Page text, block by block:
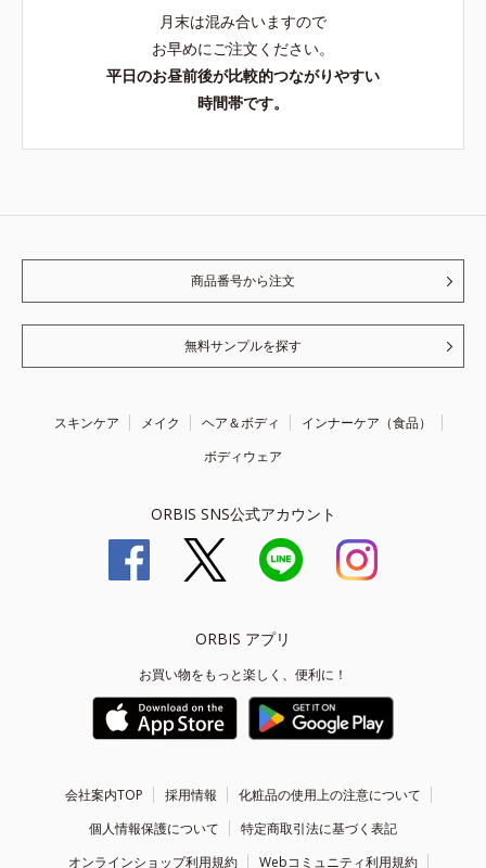
月末は混み合いますので
お早めにご注文ください。
平日のお昼前後が比較的つながりやすい
時間帯です。
商品番号から注文
無料サンプルを探す
スキンケア メイク ヘア＆ボディ
インナーケア（食品）
ボディウェア
ORBIS SNS公式アカウント
ORBIS アプリ
お買い物をもっと楽しく、便利に！
会社案内TOP 採用情報
化粧品の使用上の注意について
個人情報保護について
特定商取引法に基づく表記
オンラインショップ利用規約
Webコミュニティ利用規約